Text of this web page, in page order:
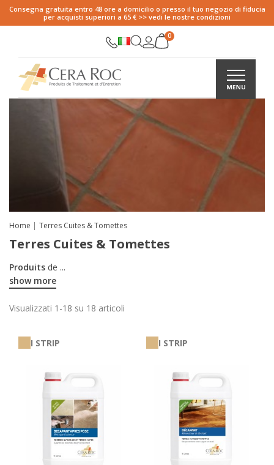
Consegna gratuita entro 48 ore a domicilio o presso il tuo negozio di fiducia
per acquisti superiori a 65 € >> vedi le nostre condizioni
Home Terres Cuites & Tomettes
Terres Cuites & Tomettes
Produits de ...
show more
Visualizzati 1-18 su 18 articoli
I STRIP I STRIP